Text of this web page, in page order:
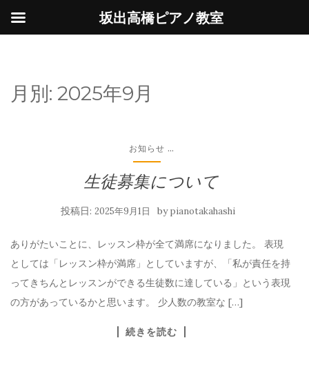
月別: 2025年9月
お知らせ ...
生徒募集について
投稿日: 2025年9月1日 bypianotakahashi
ありがたいことに、レッスン枠が全て満席になりました。 表現
としては「レッスン枠が満席」としていますが、「私が責任を持
ってきちんとレッスンができる生徒数に達している」という表現
の方があっているかと思います。 少人数の教室な […]
続きを読む
坂出高橋ピアノ教室